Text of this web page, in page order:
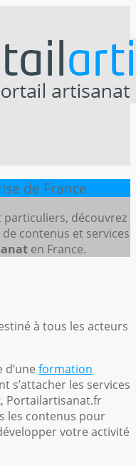
de France
découvrez
contenus et services
en France.
à tous les acteurs
formation
s’attacher les services
, Portailartisanat.fr
les contenus pour
votre activité